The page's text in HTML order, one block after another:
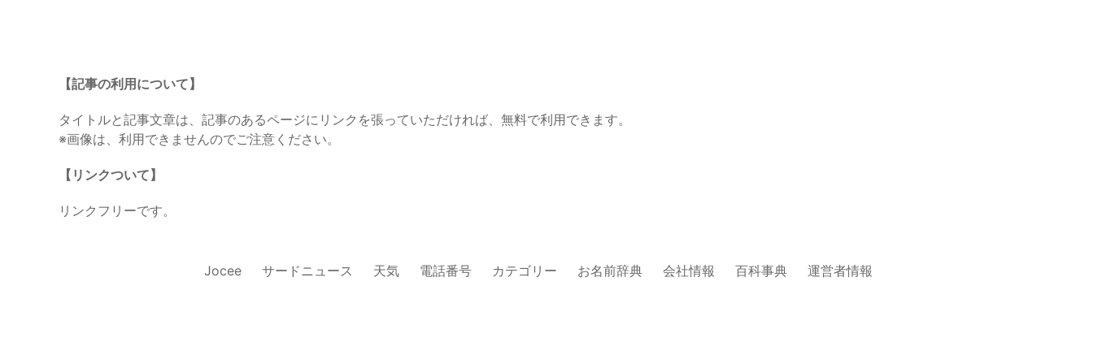
【記事の利用について】
タイトルと記事文章は、記事のあるページにリンクを張っていただければ、無料で利用できます。
※画像は、利用できませんのでご注意ください。
【リンクついて】
リンクフリーです。
Jocee サードニュース 天気 電話番号 カテゴリー お名前辞典 会社情報 百科事典 運営者情報